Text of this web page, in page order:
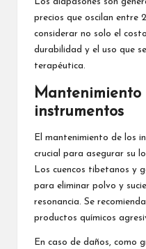
precios que oscilan entre
considerar no solo el
durabilidad y el uso que
terapéutica.
Mantenimiento
instrumentos
El mantenimiento de los
crucial para asegurar su
Los cuencos tibetanos y
para eliminar polvo y
resonancia. Se
productos químicos
En caso de daños, como